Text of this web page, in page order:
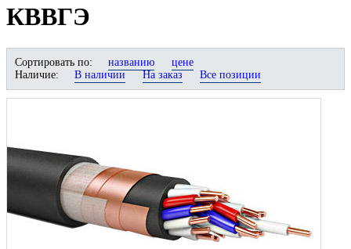
КВВГЭ
Сортировать по: названию
цене
Наличие: В наличии На заказ Все позиции